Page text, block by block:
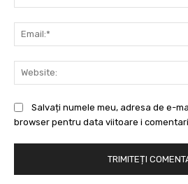
Salvați numele meu, adresa de e-
browser pentru data viitoare i